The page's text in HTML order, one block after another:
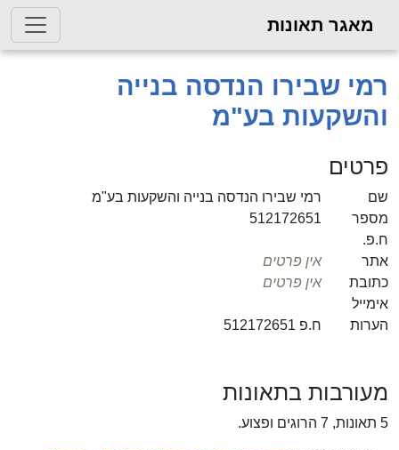
מאגר תאונות
רמי שבירו הנדסה בנייה
והשקעות בע"מ
פרטים
שם
רמי שבירו הנדסה בנייה והשקעות בע"מ
מספר
ח.פ.
512172651
אתר
אין פרטים
כתובת
אימייל
אין פרטים
הערות ח.פ 512172651
מעורבות בתאונות
5 תאונות, 7 הרוגים ופצוע.